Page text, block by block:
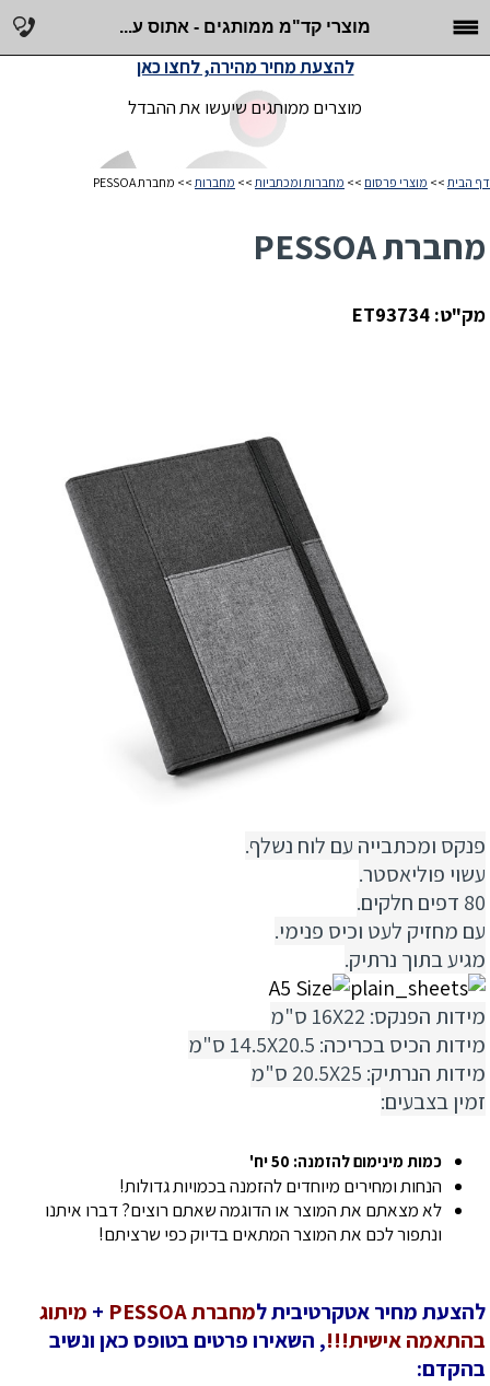
מוצרי קד"מ ממותגים - אתוס ע...
מוצרים ממותגים שיעשו את ההבדל
להצעת מחיר מהירה, לחצו כאן
דף הבית >> מוצרי פרסום >> מחברות ומכתביות >> מחברות >> מחברת PESSOA
מחברת PESSOA
מק"ט: ET93734
פנקס ומכתבייה עם לוח נשלף.
עשוי פוליאסטר.
80 דפים חלקים.
עם מחזיק לעט וכיס פנימי.
מגיע בתוך נרתיק.
מידות הפנקס: 16X22 ס"מ
מידות הכיס בכריכה: 14.5X20.5 ס"מ
מידות הנרתיק: 20.5X25 ס"מ
זמין בצבעים:
כמות מינימום להזמנה: 50 יח'
הנחות ומחירים מיוחדים להזמנה בכמויות גדולות!
לא מצאתם את המוצר או הדוגמה שאתם רוצים? דברו איתנו
ונתפור לכם את המוצר המתאים בדיוק כפי שרציתם!
להצעת מחיר אטקרטיבית למחברת PESSOA + מיתוג
בהתאמה אישית!!!, השאירו פרטים בטופס כאן ונשיב
בהקדם: